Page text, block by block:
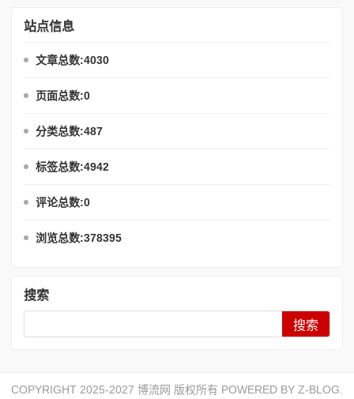
站点信息
文章总数:4030
页面总数:0
分类总数:487
标签总数:4942
评论总数:0
浏览总数:378395
搜索
COPYRIGHT 2025-2027 博流网 版权所有 POWERED BY Z-BLOG